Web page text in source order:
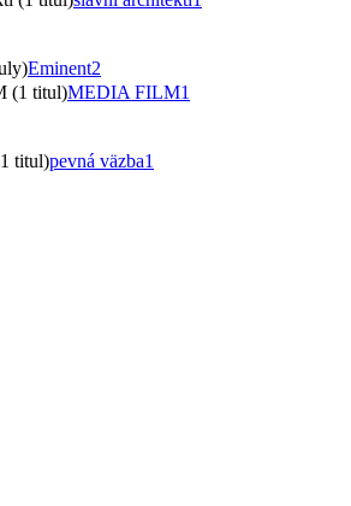
Eminent2
(1 titul)MEDIA FILM1
titul)pevná väzba1